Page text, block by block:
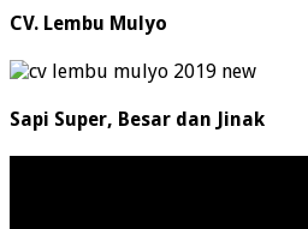
CV. Lembu Mulyo
Sapi Super, Besar dan Jinak